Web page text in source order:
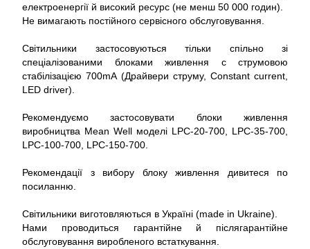
електроенергії й високий ресурс (не менш 50 000 годин).
Не вимагають постійного сервісного обслуговування.
Світильники застосовуються тільки спільно зі
спеціалізованими блоками живлення c струмовою
стабілізацією 700mА (Драйвери струму, Constant current,
LED driver).
Рекомендуємо застосовувати блоки живлення
виробництва Mean Well моделі LPC-20-700, LPC-35-700,
LPC-100-700, LPC-150-700.
Рекомендації з вибору блоку живлення дивитеся по
посиланню.
Світильники виготовляються в Україні (made in Ukraine).
Нами проводиться гарантійне й післягарантійне
обслуговування виробленого встаткування.